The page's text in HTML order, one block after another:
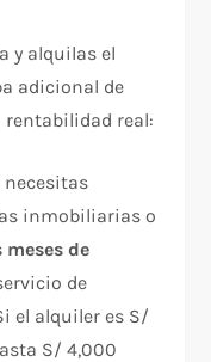
y alquilas el
adicional de
rentabilidad real:
necesitas
inmobiliarias o
meses de
de
el alquiler es S/
S/ 4,000